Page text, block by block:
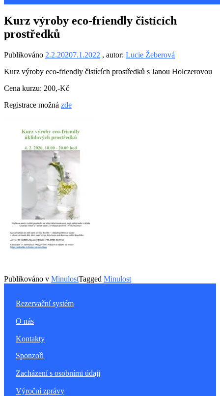
Kurz výroby eco-friendly čistících
prostředků
Publikováno 2.2.20207.1.2022 , autor: Lucie Žeberová
Kurz výroby eco-friendly čistících prostředků s Janou Holczerovou
Cena kurzu: 200,-Kč
Registrace možná zde
Publikováno v MinulostTagged Minulost
Rezervační systém
O nás
Kontakty
Sponzoři
Zacházení s osobními údaji
Výroční zprávy